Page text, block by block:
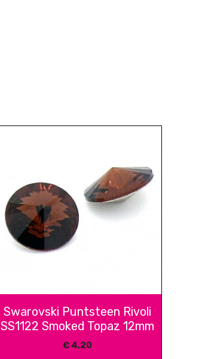
Swarovski Puntsteen Rivoli
SS1122 Smoked Topaz 12mm
€ 4,20